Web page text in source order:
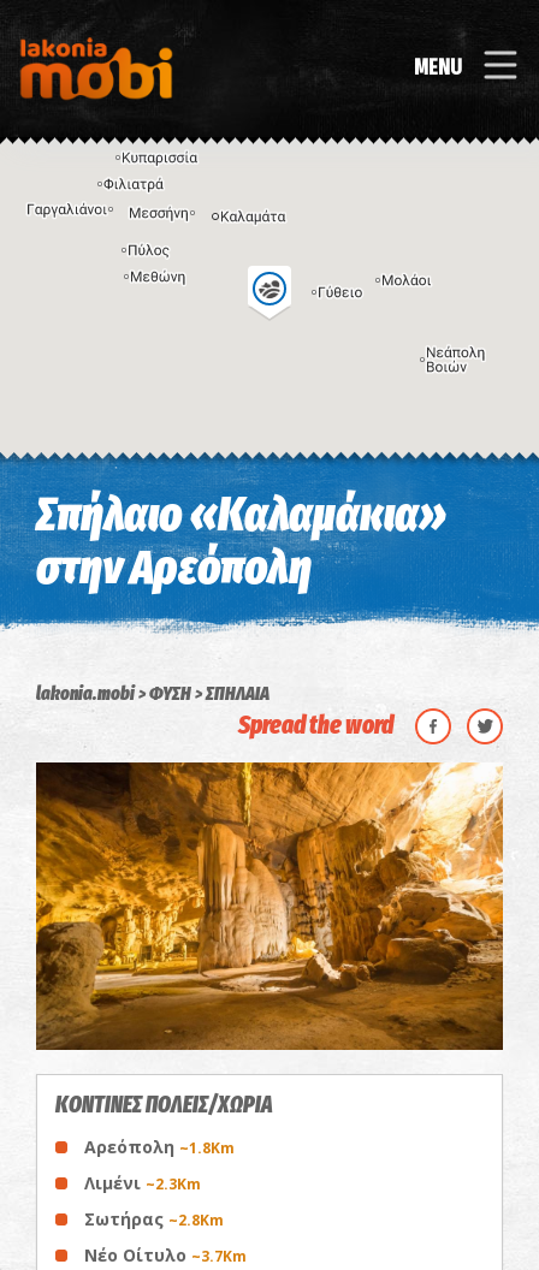
MENU
Η εικόνα ενδέχεται να υπόκειται σε πνευματικά δικαιώματα Όροι
Σπήλαιο «Καλαμάκια»
στην Αρεόπολη
lakonia.mobi ΦΥΣΗ ΣΠΗΛΑΙΑ
Spread the word
ΚΟΝΤΙΝΕΣ ΠΟΛΕΙΣ/ΧΩΡΙΑ
Αρεόπολη ~1.8Km
Λιμένι ~2.3Km
Σωτήρας ~2.8Km
Νέο Οίτυλο ~3.7Km